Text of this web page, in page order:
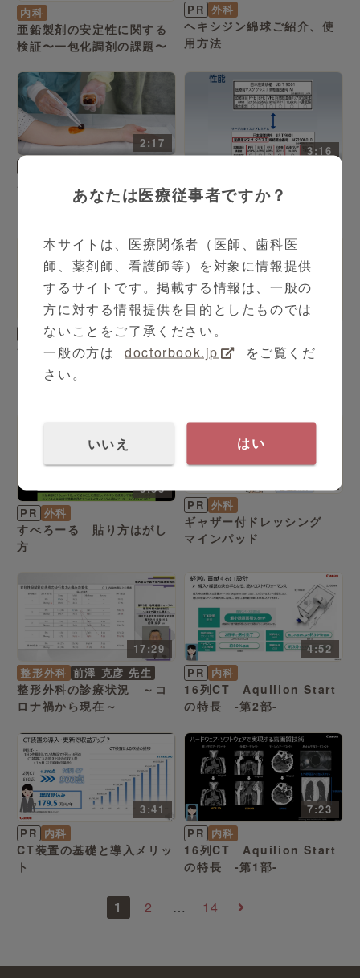
内科
亜鉛製剤の安定性に関する
検証〜一包化調剤の課題〜
PR 外科
ヘキシジン綿球ご紹介、使
用方法
2:17
ポビ綿球ご紹介、使用方法
3:16
サージカルマスクプレミア
ムご紹介、使用方法他
3:17
外科
サルバ吸水シート・超吸水
マットご紹介
泌尿器科
シリーズ（全2本）
3:53
PR 外科
すべろーる 貼り方はがし
方
PR 外科
ギャザー付ドレッシング
マインパッド
17:29
整形外科 前澤 克彦 先生
整形外科の診療状況 ～コ
ロナ禍から現在～
4:52
PR 内科
16列CT Aquilion Start
の特長 -第2部-
3:41
PR 内科
CT装置の基礎と導入メリッ
ト
7:23
PR 内科
16列CT Aquilion Start
の特長 -第1部-
1 2 … 14
あなたは医療従事者ですか？
本サイトは、医療関係者（医師、歯科医
師、薬剤師、看護師等）を対象に情報提供
するサイトです。掲載する情報は、一般の
方に対する情報提供を目的としたものでは
ないことをご了承ください。
一般の方は
doctorbook.jp
をご覧くだ
さい。
いいえ はい